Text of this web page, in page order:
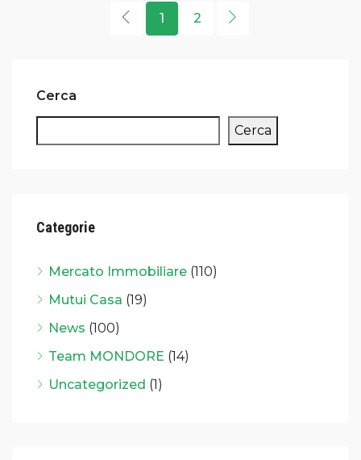
1 2
Cerca
Cerca
Categorie
Mercato Immobiliare (110)
Mutui Casa (19)
News (100)
Team MONDORE (14)
Uncategorized (1)